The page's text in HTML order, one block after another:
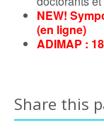
NEW!
(en ligne)
ADIMAP :
Share this